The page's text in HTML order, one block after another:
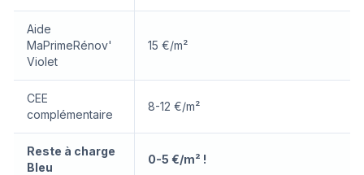
Aide
MaPrimeRénov'
Violet
15 €/m²
CEE
complémentaire
8-12 €/m²
Reste à charge
Bleu
0-5 €/m² !